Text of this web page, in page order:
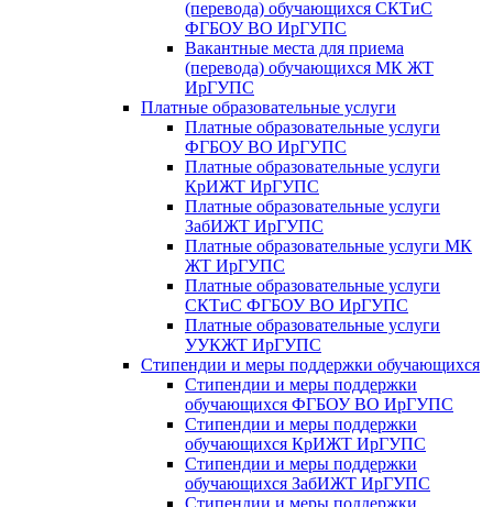
(перевода) обучающихся СКТиС
ФГБОУ ВО ИрГУПС
Вакантные места для приема
(перевода) обучающихся МК ЖТ
ИрГУПС
Платные образовательные услуги
Платные образовательные услуги
ФГБОУ ВО ИрГУПС
Платные образовательные услуги
КрИЖТ ИрГУПС
Платные образовательные услуги
ЗабИЖТ ИрГУПС
Платные образовательные услуги МК
ЖТ ИрГУПС
Платные образовательные услуги
СКТиС ФГБОУ ВО ИрГУПС
Платные образовательные услуги
УУКЖТ ИрГУПС
Стипендии и меры поддержки обучающихся
Стипендии и меры поддержки
обучающихся ФГБОУ ВО ИрГУПС
Стипендии и меры поддержки
обучающихся КрИЖТ ИрГУПС
Стипендии и меры поддержки
обучающихся ЗабИЖТ ИрГУПС
Стипендии и меры поддержки